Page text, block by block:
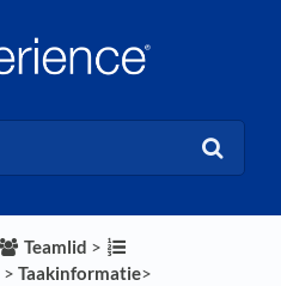
​Teamlid ​ > ​
​ > ​ ​Taakinformatie​>​